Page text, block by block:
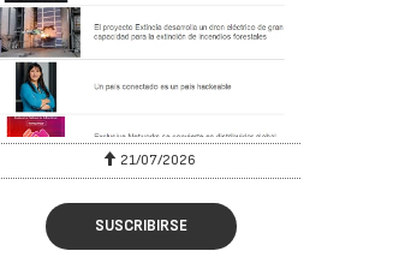
21/07/2026
SUSCRIBIRSE